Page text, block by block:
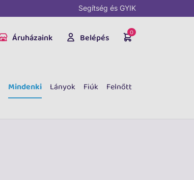
Segítség és GYIK
Áruházaink Belépés 0
Mindenki
Lányok Fiúk Felnőtt